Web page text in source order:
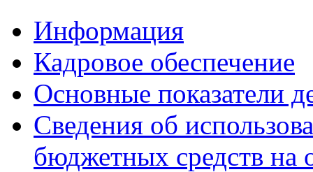
Информация
Кадровое обеспечение
Основные показатели
Сведения об
бюджетных средств на